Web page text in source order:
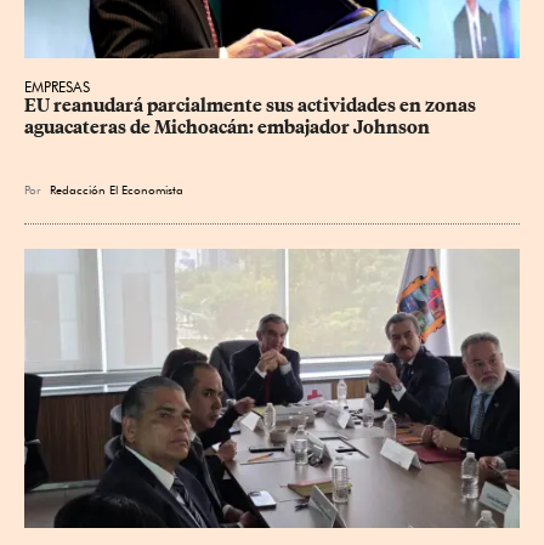
EMPRESAS
EU reanudará parcialmente sus actividades en zonas
aguacateras de Michoacán: embajador Johnson
Por Redacción El Economista